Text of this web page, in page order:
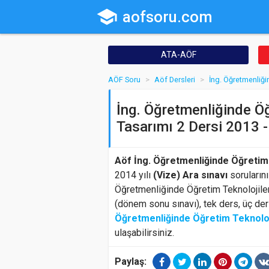
school aofsoru.com
ATA-AÖF
AÖF Soru Aöf Dersleri İng.
İng. Öğretmenliğinde
Tasarımı 2 Dersi 2013
Aöf İng. Öğretmenliğinde
2014 yılı (Vize) Ara sınavı
Öğretmenliğinde Öğretim
(dönem sonu sınavı), tek ders, üç
Öğretmenliğinde Öğretim
ulaşabilirsiniz.
Paylaş: